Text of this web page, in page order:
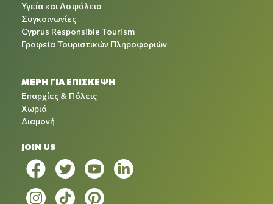
Υγεία και Ασφάλεια
Συγκοινωνίες
Cyprus Responsible Tourism
Γραφεία Τουριστικών Πληροφοριών
ΜΕΡΗ ΓΙΑ ΕΠΙΣΚΕΨΗ
Επαρχίες & Πόλεις
Χωριά
Διαμονή
JOIN US